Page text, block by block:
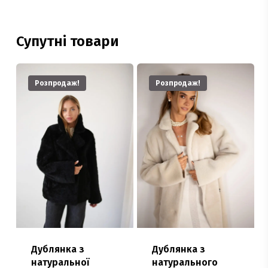
Супутні товари
Розпродаж!
Дублянка з
натуральної
Розпродаж!
Дублянка з
натурального